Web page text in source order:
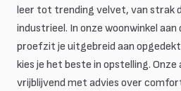
leer tot trending velvet, van strak
industrieel. In onze woonwinkel
proefzit je uitgebreid aan
kies je het beste in opstelling. Onze
vrijblijvend met advies over